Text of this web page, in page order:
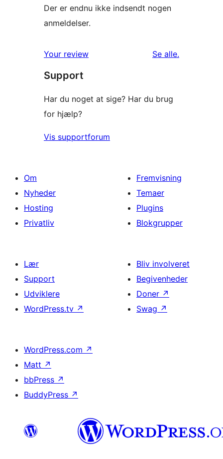
Der er endnu ikke indsendt nogen
anmeldelser.
Your review Se alleanmeldelser
.
Support
Har du noget at sige? Har du brug
for hjælp?
Vis supportforum
Om
Nyheder
Hosting
Privatliv
Fremvisning
Temaer
Plugins
Blokgrupper
Lær
Support
Udviklere
WordPress.tv ↗
Bliv involveret
Begivenheder
Doner ↗
Swag ↗
WordPress.com ↗
Matt ↗
bbPress ↗
BuddyPress ↗